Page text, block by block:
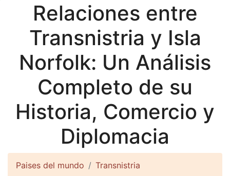
Relaciones entre
Transnistria y Isla
Norfolk: Un Análisis
Completo de su
Historia, Comercio y
Diplomacia
Paises del mundo Transnistria